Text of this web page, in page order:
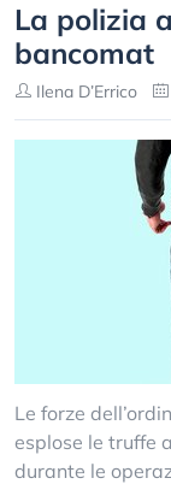
La polizia
bancomat
Ilena D’Errico
Le forze
esplose le truffe
durante le